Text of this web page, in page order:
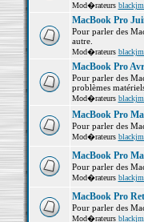
Mod�rateurs
MacBook Pro
Pour parler des
autre.
Mod�rateurs
MacBook Pro
Pour parler des
problèmes
Mod�rateurs
MacBook Pro
Pour parler des
Mod�rateurs
MacBook Pro
Pour parler des
Mod�rateurs
MacBook Pro
Pour parler des
Mod�rateurs